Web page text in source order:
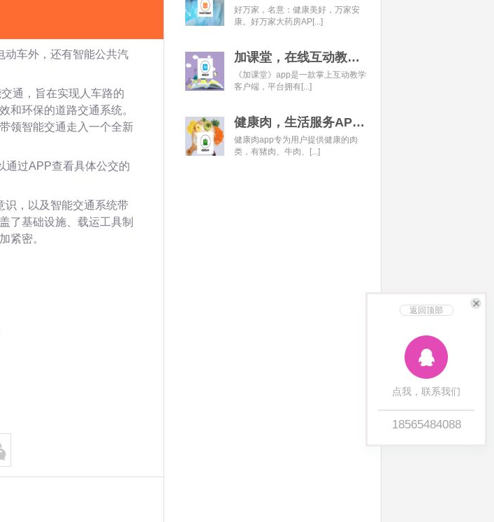
返回顶部
点我，联系我们
18565484088
动车外，还有智能公共汽
通，旨在实现人车路的
和环保的道路交通系统。
领智能交通走入一个全新
通过APP查看具体公交的
识，以及智能交通系统带
了基础设施、载运工具制
紧密。
好万家，名意：健康美好，万家安
康。好万家大药房AP[...]
加课堂，在线互动教育APP经典案例
《加课堂》app是一款掌上互动教学
客户端，平台拥有[...]
健康肉，生活服务APP开发经典案例
健康肉app专为用户提供健康的肉
类，有猪肉、牛肉、[...]